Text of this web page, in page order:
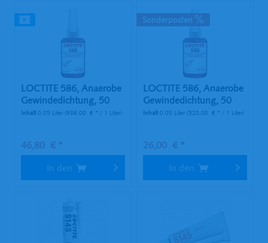
LOCTITE 586, Anaerobe
Gewindedichtung, 50
ml...
Inhalt0.05 Liter (936,00 € * / 1 Liter)
46,80 € *
In den
Sonderposten
LOCTITE 586, Anaerobe
Gewindedichtung, 50
ml...
Inhalt0.05 Liter (520,00 € * / 1 Liter)
26,00 € *
In den